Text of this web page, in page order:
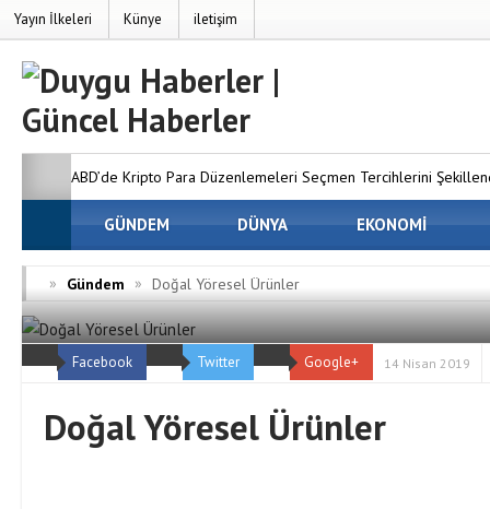
Yayın İlkeleri Künye iletişim
ABD’de Kripto Para Düzenlemeleri Seçmen Tercihlerini
Analizi Sonrası Arıtma Sistemi Nasıl Planlanır? Kurumsal
Dünyanızı Oluşturun Avrupa Yakasındaki En İyi Panelvan
Firmaları
GÜNDEM DÜNYA EKONOMİ
» Gündem » Doğal Yöresel Ürünler
Facebook Twitter Google+ 14 Nisan 2019
Doğal Yöresel Ürünler